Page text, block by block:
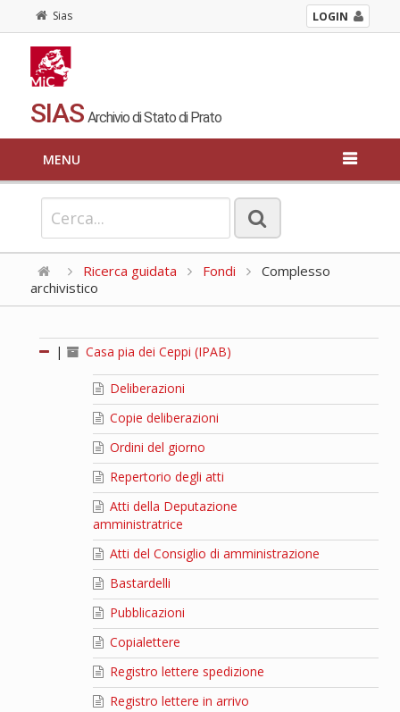
Sias LOGIN
SIAS Archivio di Stato di Prato
MENU
Ricerca guidata Fondi
Complesso
archivistico
| Casa pia dei Ceppi (IPAB)
Deliberazioni
Copie deliberazioni
Ordini del giorno
Repertorio degli atti
Atti della Deputazione
amministratrice
Atti del Consiglio di amministrazione
Bastardelli
Pubblicazioni
Copialettere
Registro lettere spedizione
Registro lettere in arrivo